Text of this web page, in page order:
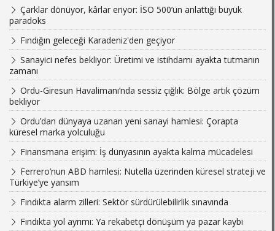
Çarklar dönüyor, kârlar eriyor: İSO 500’ün anlattığı büyük
paradoks
Fındığın geleceği Karadeniz'den geçiyor
Sanayici nefes bekliyor: Üretimi ve istihdamı ayakta tutmanın
zamanı
Ordu-Giresun Havalimanı’nda sessiz çığlık: Bölge artık çözüm
bekliyor
Ordu’dan dünyaya uzanan yeni sanayi hamlesi: Çorapta
küresel marka yolculuğu
Finansmana erişim: İş dünyasının ayakta kalma mücadelesi
Ferrero’nun ABD hamlesi: Nutella üzerinden küresel strateji ve
Türkiye’ye yansım
Fındıkta alarm zilleri: Sektör sürdürülebilirlik sınavında
Fındıkta yol ayrımı: Ya rekabetçi dönüşüm ya pazar kaybı